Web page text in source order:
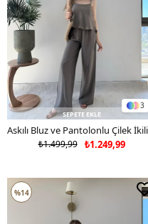
3
SEPETE EKLE
₺1.249,99
₺1.499,99
%14